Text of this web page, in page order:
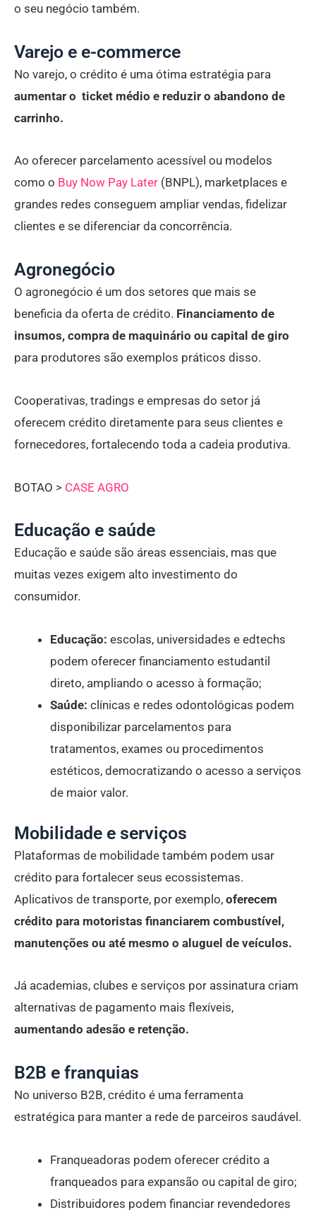
o seu negócio também.
Varejo e e-commerce
No varejo, o crédito é uma ótima estratégia para
aumentar o ticket médio e reduzir o abandono de
carrinho.
Ao oferecer parcelamento acessível ou modelos
como o Buy Now Pay Later (BNPL), marketplaces e
grandes redes conseguem ampliar vendas, fidelizar
clientes e se diferenciar da concorrência.
Agronegócio
O agronegócio é um dos setores que mais se
beneficia da oferta de crédito. Financiamento de
insumos, compra de maquinário ou capital de giro
para produtores são exemplos práticos disso.
Cooperativas, tradings e empresas do setor já
oferecem crédito diretamente para seus clientes e
fornecedores, fortalecendo toda a cadeia produtiva.
BOTAO > CASE AGRO
Educação e saúde
Educação e saúde são áreas essenciais, mas que
muitas vezes exigem alto investimento do
consumidor.
Educação: escolas, universidades e edtechs
podem oferecer financiamento estudantil
direto, ampliando o acesso à formação;
Saúde: clínicas e redes odontológicas podem
disponibilizar parcelamentos para
tratamentos, exames ou procedimentos
estéticos, democratizando o acesso a serviços
de maior valor.
Mobilidade e serviços
Plataformas de mobilidade também podem usar
crédito para fortalecer seus ecossistemas.
Aplicativos de transporte, por exemplo, oferecem
crédito para motoristas financiarem combustível,
manutenções ou até mesmo o aluguel de veículos.
Já academias, clubes e serviços por assinatura criam
alternativas de pagamento mais flexíveis,
aumentando adesão e retenção.
B2B e franquias
No universo B2B, crédito é uma ferramenta
estratégica para manter a rede de parceiros saudável.
Franqueadoras podem oferecer crédito a
franqueados para expansão ou capital de giro;
Distribuidores podem financiar revendedores